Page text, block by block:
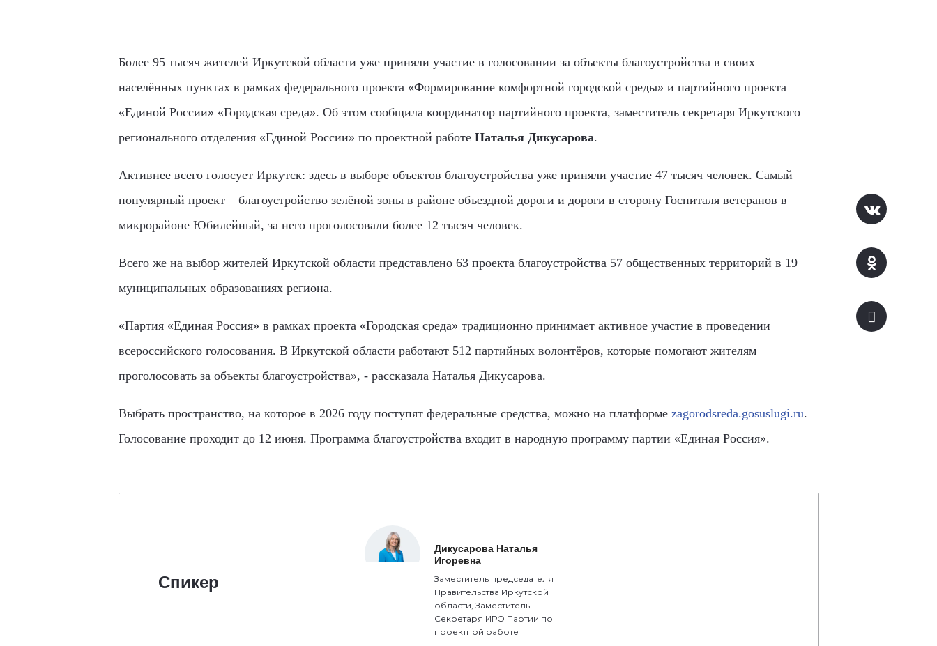
Более 95 тысяч жителей Иркутской области уже приняли участие в голосовании за объекты благоустройства в своих
населённых пунктах в рамках федерального проекта «Формирование комфортной городской среды» и партийного проекта
«Единой России» «Городская среда». Об этом сообщила координатор партийного проекта, заместитель секретаря Иркутского
регионального отделения «Единой России» по проектной работе Наталья Дикусарова.
Активнее всего голосует Иркутск: здесь в выборе объектов благоустройства уже приняли участие 47 тысяч человек. Самый
популярный проект – благоустройство зелёной зоны в районе объездной дороги и дороги в сторону Госпиталя ветеранов в
микрорайоне Юбилейный, за него проголосовали более 12 тысяч человек.
Всего же на выбор жителей Иркутской области представлено 63 проекта благоустройства 57 общественных территорий в 19
муниципальных образованиях региона.
«Партия «Единая Россия» в рамках проекта «Городская среда» традиционно принимает активное участие в проведении
всероссийского голосования. В Иркутской области работают 512 партийных волонтёров, которые помогают жителям
проголосовать за объекты благоустройства», - рассказала Наталья Дикусарова.
Выбрать пространство, на которое в 2026 году поступят федеральные средства, можно на платформе zagorodsreda.gosuslugi.ru.
Голосование проходит до 12 июня. Программа благоустройства входит в народную программу партии «Единая Россия».
Спикер
Дикусарова Наталья
Игоревна
Заместитель председателя
Правительства Иркутской
области, Заместитель
Секретаря ИРО Партии по
проектной работе